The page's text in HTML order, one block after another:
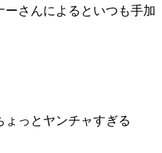
さんによるといつも手加
っとヤンチャすぎる